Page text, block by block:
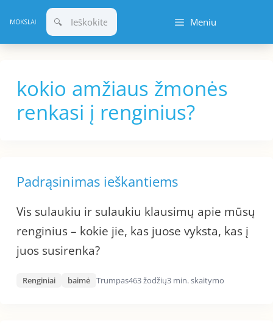
prie
turinio
Meniu
kokio amžiaus žmonės
renkasi į renginius?
Padrąsinimas ieškantiems
Vis sulaukiu ir sulaukiu klausimų apie mūsų
renginius – kokie jie, kas juose vyksta, kas į
juos susirenka?
Renginiai baimė Trumpas463 žodžių3 min. skaitymo